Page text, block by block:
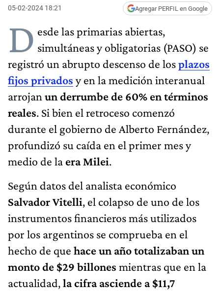
05-02-2024 18:21 Agregar PERFIL en Google
D esde las primarias abiertas,
simultáneas y obligatorias (PASO) se
registró un abrupto descenso de losplazos
fijos privados y en la medición interanual
arrojan un derrumbe de 60% en términos
reales. Si bien el retroceso comenzó
durante el gobierno de Alberto Fernández,
profundizó su caída en el primer mes y
medio de la era Milei.
Según datos del analista económico
Salvador Vitelli, el colapso de uno de los
instrumentos financieros más utilizados
por los argentinos se comprueba en el
hecho de que hace un año totalizaban un
monto de $29 billones mientras que en la
actualidad,la cifra asciende a $11,7